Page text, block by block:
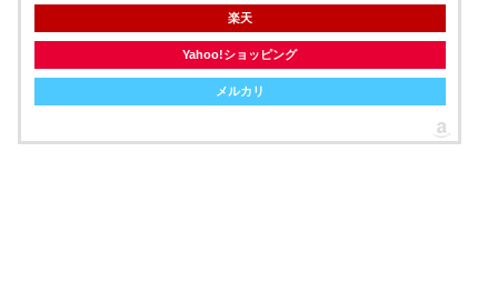
楽天
Yahoo!ショッピング
メルカリ